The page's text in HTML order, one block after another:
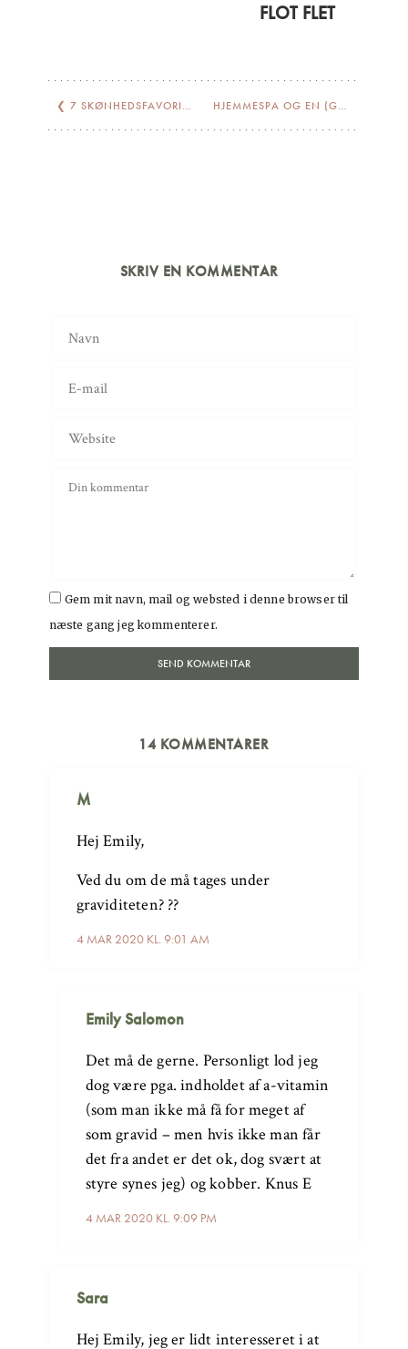
FLOT FLET
❮ 7 SKØNHEDSFAVORITTER HJEMMESPA OG EN (GENIAL) GENOPDAGELSE
SKRIV EN KOMMENTAR
Gem mit navn, mail og websted i denne browser til
næste gang jeg kommenterer.
14 KOMMENTARER
M
4 MAR 2020 KL. 9:01 AM
Hej Emily,
Ved du om de må tages under
graviditeten? ??
Emily Salomon
4 MAR 2020 KL. 9:09 PM
Det må de gerne. Personligt lod jeg
dog være pga. indholdet af a-vitamin
(som man ikke må få for meget af
som gravid – men hvis ikke man får
det fra andet er det ok, dog svært at
styre synes jeg) og kobber. Knus E
Sara
Hej Emily, jeg er lidt interesseret i at